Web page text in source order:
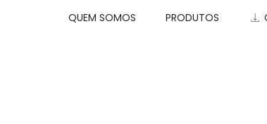
QUEM SOMOS PRODUTOS